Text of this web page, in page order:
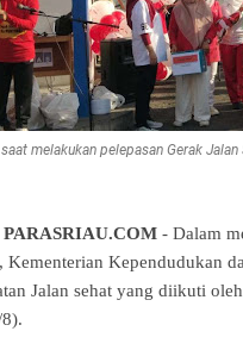
saat melakukan pelepasan Gerak
- Dalam
Kementerian Kependudukan
Jalan sehat yang diikuti